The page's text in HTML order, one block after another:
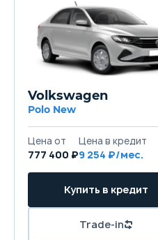
Volkswagen
Polo New
Цена от
777 400 ₽
Цена в кредит
9 254 ₽/мес.
Купить в кредит
Trade-in